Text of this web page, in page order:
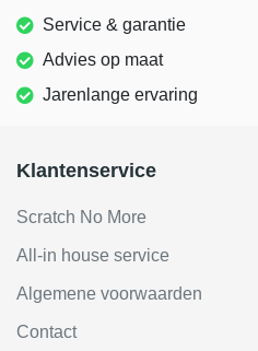
Service & garantie
Advies op maat
Jarenlange ervaring
Klantenservice
Scratch No More
All-in house service
Algemene voorwaarden
Contact